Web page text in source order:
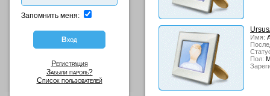
Запомнить меня:
Регистрация
Забыли пароль?
Список пользователей
Имя:
Пол: